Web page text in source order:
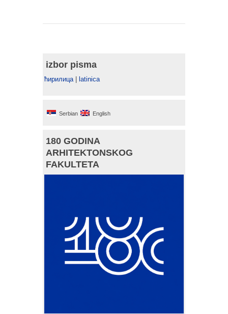
izbor pisma
ћирилица| latinica
Serbian English
180 GODINA
ARHITEKTONSKOG
FAKULTETA